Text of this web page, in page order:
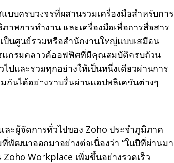
บครบวงจรที่ผสานรวมเครื่องมือสำหรับการ
าพการทำงาน และเครื่องมือเพื่อการสื่อสาร
นศูนย์รวมหรือสำนักงานใหญ่แบบเสมือน
แกรมคลาวด์ออฟฟิศที่มีคุณสมบัติครบถ้วน
ปและรวมทุกอย่างให้เป็นหนึ่งเดียวผ่านการ
กันได้อย่างราบรื่นผ่านแอปพลิเคชันต่างๆ
ละผู้จัดการทั่วไปของ Zoho ประจำภูมิภาค
พัฒนาออกมาอย่างต่อเนื่องว่า “ในปีที่ผ่านมา
Workplace เพิ่มขึ้นอย่างรวดเร็ว